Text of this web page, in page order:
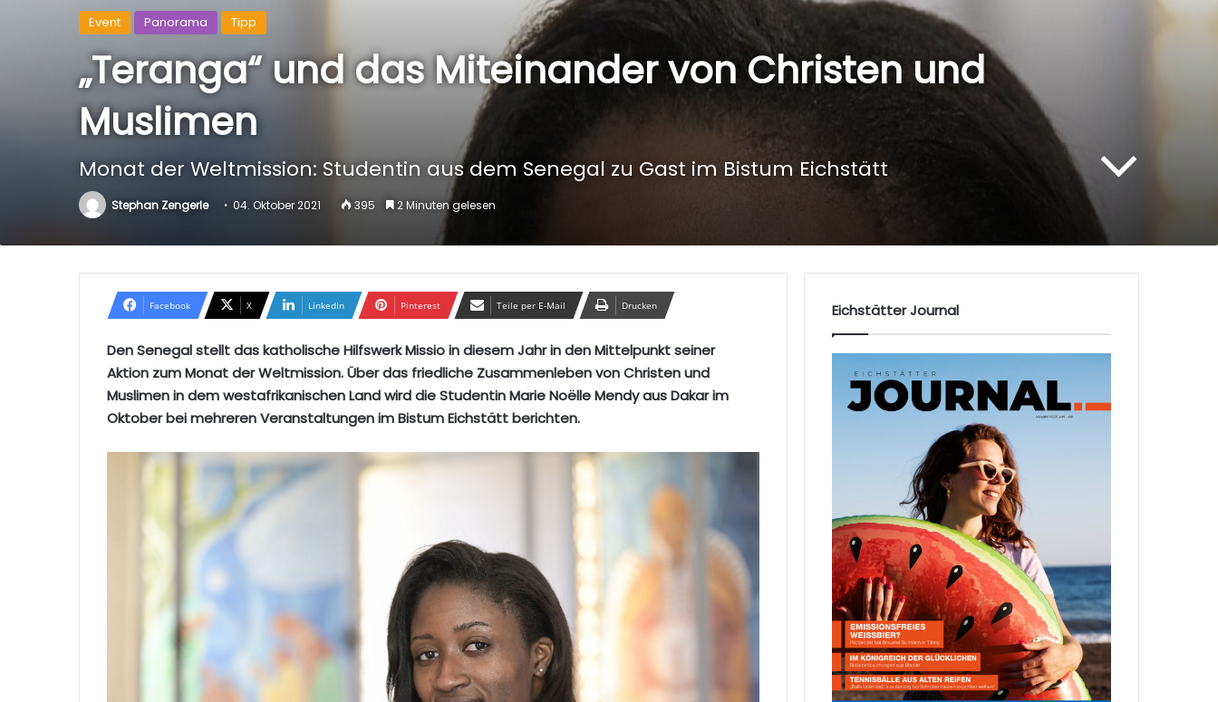
Event Panorama Tipp
„Teranga“ und das Miteinander von Christen und
Muslimen
Monat der Weltmission: Studentin aus dem Senegal zu Gast im Bistum Eichstätt
Stephan Zengerle 04. Oktober 2021 395 2 Minuten gelesen
Facebook X LinkedIn Pinterest Teile per E-Mail Drucken
Den Senegal stellt das katholische Hilfswerk Missio in diesem Jahr in den Mittelpunkt seiner
Aktion zum Monat der Weltmission. Über das friedliche Zusammenleben von Christen und
Muslimen in dem westafrikanischen Land wird die Studentin Marie Noëlle Mendy aus Dakar im
Oktober bei mehreren Veranstaltungen im Bistum Eichstätt berichten.
Eichstätter Journal